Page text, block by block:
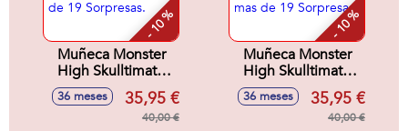
- 10 %
Muñeca Monster
High Skulltimate
Secrets Series 7
Lagoona. Incluye
mas de 19
36 meses 35,95 €
40,00 €
- 10 %
Muñeca Monster
High Skulltimate
Secrets Series 7
Draculaura. Incluye
mas de 19
36 meses 35,95 €
40,00 €